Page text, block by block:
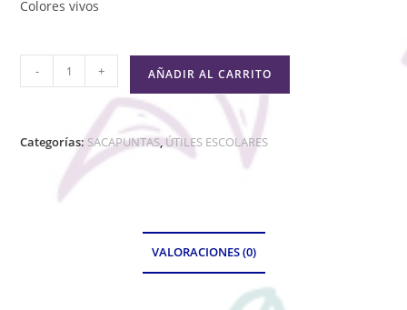
Colores vivos
- + AÑADIR AL CARRITO
Categorías: SACAPUNTAS, ÚTILES ESCOLARES
VALORACIONES (0)